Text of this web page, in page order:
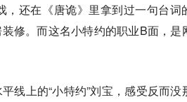
还在《唐诡》里拿到过一句台词
修。而这名小特约的职业B面，是
线上的“小特约”刘宝，感受反而没